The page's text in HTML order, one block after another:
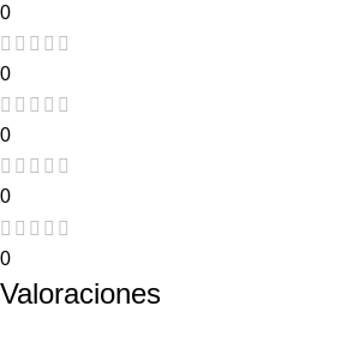
0
0
0
0
0
Valoraciones